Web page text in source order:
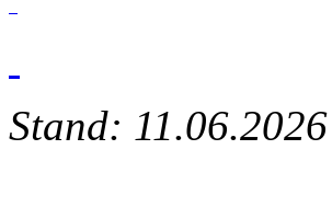
Stand: 11.06.2026